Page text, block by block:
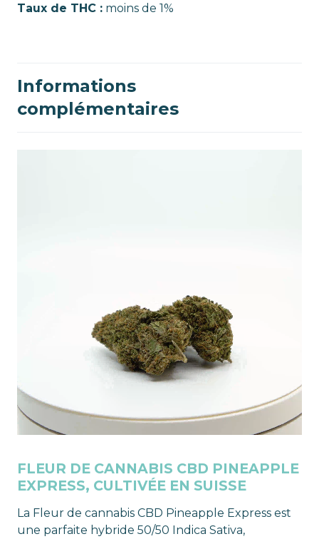
Taux de THC : moins de 1%
Informations
complémentaires
FLEUR DE CANNABIS CBD PINEAPPLE
EXPRESS, CULTIVÉE EN SUISSE
La Fleur de cannabis CBD Pineapple Express est
une parfaite hybride 50/50 Indica Sativa,